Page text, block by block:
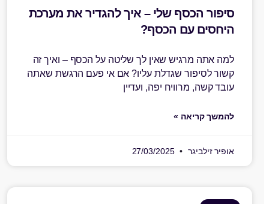
סיפור הכסף שלי – איך להגדיר את מערכת
היחסים עם הכסף?
למה אתה מרגיש שאין לך שליטה על הכסף – ואיך זה
קשור לסיפור שגדלת עליו? אם אי פעם הרגשת שאתה
עובד קשה, מרוויח יפה, ועדיין
להמשך קריאה »
אופיר זילביגר 27/03/2025